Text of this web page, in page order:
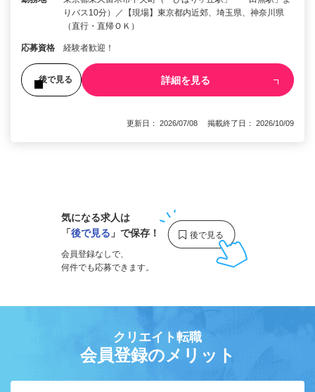
りバス10分）／【現場】東京都内近郊、埼玉県、神奈川県
（直行・直帰ＯＫ）
応募資格 経験者歓迎！
後で見る 詳細を見る
更新日： 2026/07/08 掲載終了日： 2026/10/09
気になる求人は
「後で見る 」で保存！
会員登録なしで、
何件でも応募できます。
クリエイト転職
会員登録のメリット